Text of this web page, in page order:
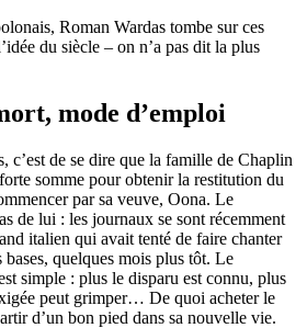
Roman Wardas tombe sur ces
du siècle – on n’a pas dit la plus
mode d’emploi
c’est de se dire que la famille de Chaplin
somme pour obtenir la restitution du
par sa veuve, Oona. Le
de lui : les journaux se sont récemment
italien qui avait tenté de faire chanter
quelques mois plus tôt. Le
simple : plus le disparu est connu, plus
peut grimper… De quoi acheter le
d’un bon pied dans sa nouvelle vie.